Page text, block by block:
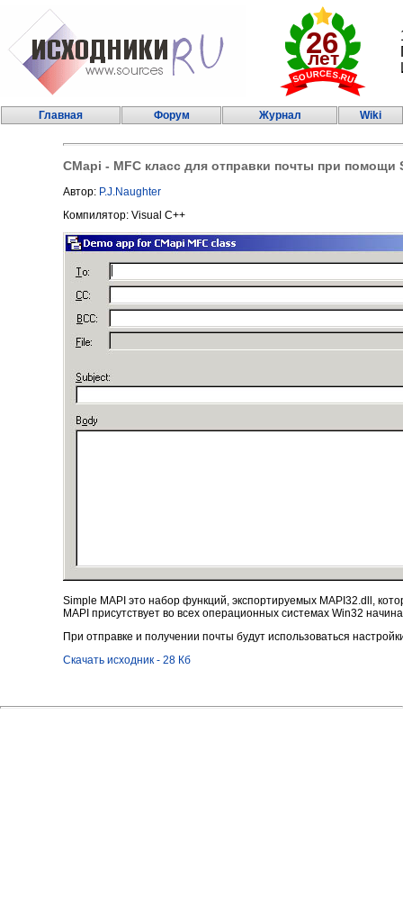
Главная Форум Журнал Wiki
CMapi - MFC класс для отправки почты при помощи
Автор: P.J.Naughter
Компилятор: Visual C++
Simple MAPI это набор функций, экспортируемых MAPI32.dll,
MAPI присутствует во всех операционных системах Win32
При отправке и получении почты будут использоваться
Скачать исходник - 28 Кб